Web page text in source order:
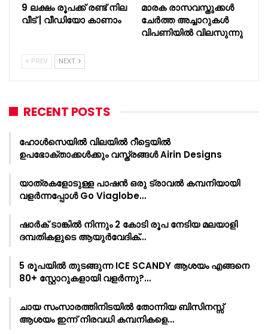
9 ലക്ഷം രൂപക്ക് രണ്ട് നില
വീട് | വീഡിയോ കാണാം
മാരക രാസവസ്തുക്കൾ
ചേര്‍ത്ത അച്ചാറുകള്‍
വിപണിയില്‍ വിലസുന്നു
PREV NEXT
RECENT POSTS
ഹോൾസെയിൽ വിലയിൽ റീട്ടെയിൽ
ഉപഭോക്താക്കൾക്കും വസ്ത്രങ്ങൾ Airin Designs
യാത്രകളോടുള്ള പാഷൻ ഒരു ട്രാവൽ കമ്പനിയായി
വളർന്നപ്പോൾ Go Viaglobe…
ഷാർക്‌ ടാങ്കിൽ നിന്നും 2 കോടി രൂപ നേടിയ മലയാളി
ദമ്പതികളുടെ ആയുർവേദിക്…
5 രൂപയിൽ തുടങ്ങുന്ന ICE SCANDY ആശയം എങ്ങനെ
80+ സ്റ്റോറുകളായി വളർന്നു?…
ചായ സംസാരത്തിനിടയിൽ തോന്നിയ ബിസിനസ്സ്
ആശയം ഇന്ന് നിരവധി കമ്പനികളെ…